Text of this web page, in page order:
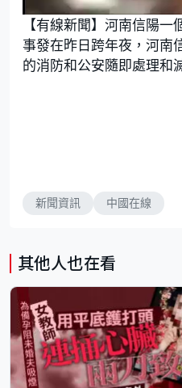
U
n
m
u
t
e
【有線新聞】河南信陽
事發在昨日跨年夜，河南
的消防和公安隨即處理和
新聞資訊 中國在線
其他人也在看